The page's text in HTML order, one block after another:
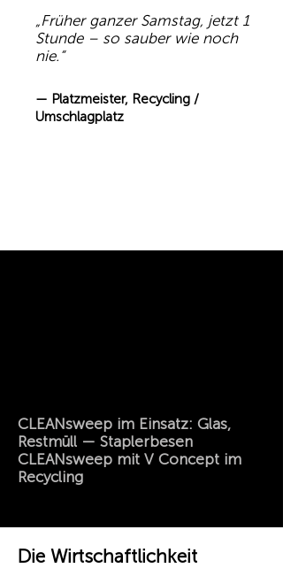
„Früher ganzer Samstag, jetzt 1
Stunde – so sauber wie noch
nie.“
— Platzmeister, Recycling /
Umschlagplatz
CLEANsweep im Einsatz: Glas,
Restmüll — Staplerbesen
CLEANsweep mit V Concept im
Recycling
Die Wirtschaftlichkeit